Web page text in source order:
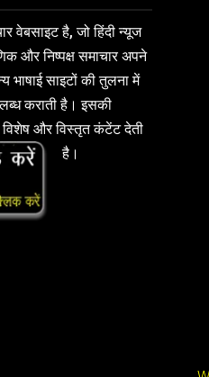
वेबसाइट है, जो हिंदी न्यूज
और निष्पक्ष समाचार अपने
भाषाई साइटों की तुलना में
कराती है। इसकी
विशेष और विस्तृत कंटेंट देती
है।